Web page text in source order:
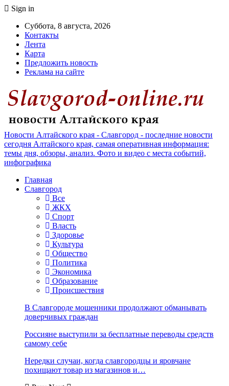
Sign in
Суббота, 8 августа, 2026
Контакты
Лента
Карта
Предложить новость
Реклама на сайте
Новости Алтайского края - Славгород - последние новости
сегодня Алтайского края, самая оперативная информация:
темы дня, обзоры, анализ. Фото и видео с места событий,
инфографика
Главная
Славгород
Все
ЖКХ
Спорт
Власть
Здоровье
Культура
Общество
Политика
Экономика
Образование
Происшествия
В Славгороде мошенники продолжают обманывать
доверчивых граждан
Россияне выступили за бесплатные переводы средств
самому себе
Нередки случаи, когда славгородцы и яровчане
похищают товар из магазинов и…